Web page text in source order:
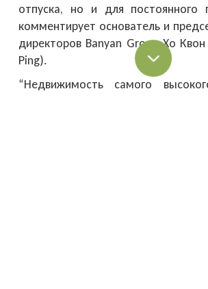
отпуска, но и для постоянного
комментирует основатель и
директоров Banyan Group Хо
Ping).
“Недвижимость самого